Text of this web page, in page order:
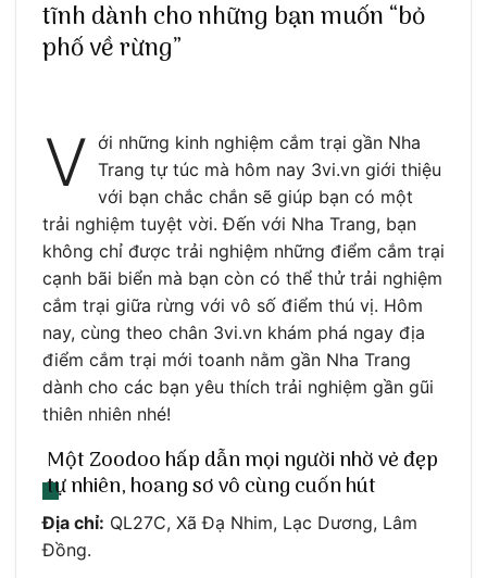
tĩnh dành cho những bạn muốn “bỏ
phố về rừng”
V ới những kinh nghiệm cắm trại gần Nha
Trang tự túc mà hôm nay 3vi.vn giới thiệu
với bạn chắc chắn sẽ giúp bạn có một
trải nghiệm tuyệt vời. Đến với Nha Trang, bạn
không chỉ được trải nghiệm những điểm cắm trại
cạnh bãi biển mà bạn còn có thể thử trải nghiệm
cắm trại giữa rừng với vô số điểm thú vị. Hôm
nay, cùng theo chân 3vi.vn khám phá ngay địa
điểm cắm trại mới toanh nằm gần Nha Trang
dành cho các bạn yêu thích trải nghiệm gần gũi
thiên nhiên nhé!
Một Zoodoo hấp dẫn mọi người nhờ vẻ đẹp
tự nhiên, hoang sơ vô cùng cuốn hút
Địa chỉ: QL27C, Xã Đạ Nhim, Lạc Dương, Lâm
Đồng.